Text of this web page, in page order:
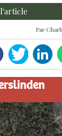
Par